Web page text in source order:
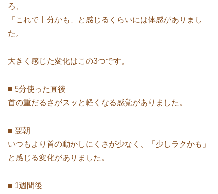
ろ、
「これで十分かも」と感じるくらいには体感がありまし
た。
大きく感じた変化はこの3つです。
■ 5分使った直後
首の重だるさがスッと軽くなる感覚がありました。
■ 翌朝
いつもより首の動かしにくさが少なく、「少しラクかも」
と感じる変化がありました。
■ 1週間後